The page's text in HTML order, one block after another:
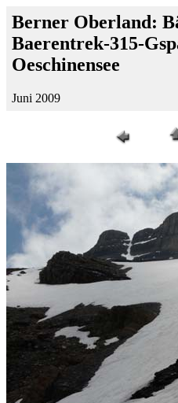
Berner Oberland:
Baerentrek-315-
Oeschinensee
Juni 2009